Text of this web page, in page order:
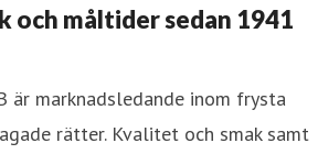
och måltider sedan 1941
är marknadsledande inom frysta
rätter. Kvalitet och smak samt